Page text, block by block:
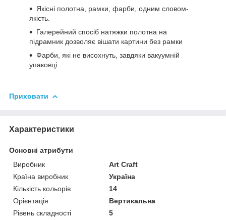
Якісні полотна, рамки, фарби, одним словом-
якість.
Галерейний спосіб натяжки полотна на
підрамник дозволяє вішати картини без рамки
Фарби, які не висохнуть, завдяки вакуумній
упаковці
Приховати
Характеристики
Основні атрибути
Виробник
Art Craft
Країна виробник
Україна
Кількість кольорів
14
Орієнтація
Вертикальна
Рівень складності
5